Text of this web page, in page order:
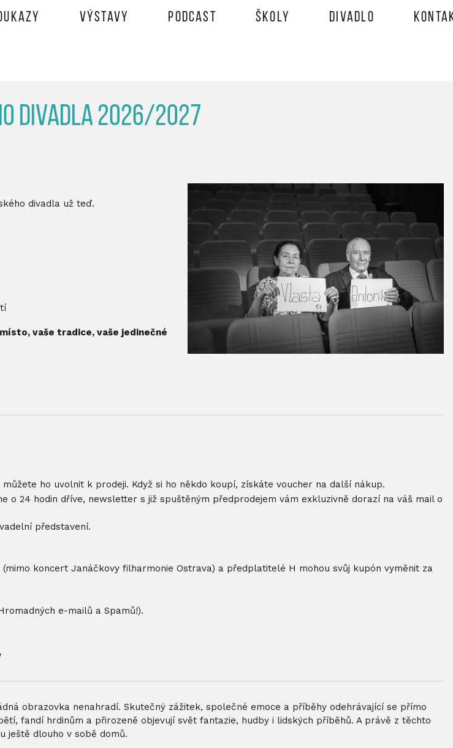
Výstavy Podcast Školy Divadlo
divadla 2026/2027
divadla už teď.
vaše tradice, vaše jedinečné
ho uvolnit k prodeji. Když si ho někdo koupí, získáte voucher na další nákup.
o 24 hodin dříve, newsletter s již spuštěným předprodejem vám exkluzivně dorazí na váš mail o
představení.
koncert Janáčkovy filharmonie Ostrava) a předplatitelé H mohou svůj kupón vyměnit za
e-mailů a Spamů!).
obrazovka nenahradí. Skutečný zážitek, společné emoce a příběhy odehrávající se přímo
fandí hrdinům a přirozeně objevují svět fantazie, hudby i lidských příběhů. A právě z těchto
ještě dlouho v sobě domů.